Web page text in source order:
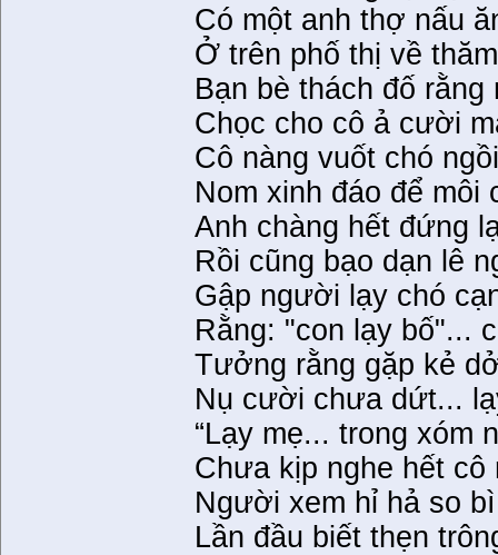
Có một anh thợ nấu
Ở trên phố thị về
Bạn bè thách đố rằng
Chọc cho cô ả cười
Cô nàng vuốt chó
Nom xinh đáo để môi
Anh chàng hết đứng
Rồi cũng bạo dạn lê
Gập người lạy chó
Rằng: "con lạy bố"...
Tưởng rằng gặp kẻ
Nụ cười chưa dứt...
“Lạy mẹ... trong xóm
Chưa kịp nghe hết cô
Người xem hỉ hả so bì
Lần đầu biết thẹn